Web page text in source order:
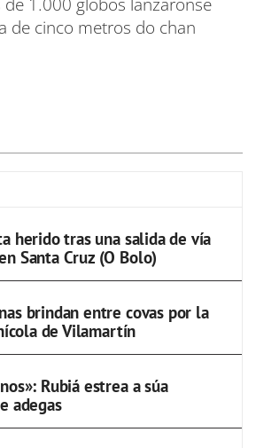
de cinco metros do chan
herido tras una salida de vía
Santa Cruz (O Bolo)
brindan entre covas por la
de Vilamartín
Rubiá estrea a súa
adegas